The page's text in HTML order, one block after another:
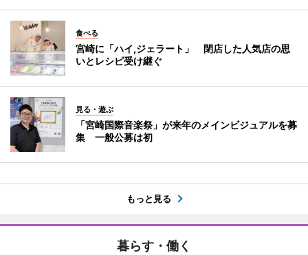
食べる
宮崎に「ハイ,ジェラート」 閉店した人気店の思
いとレシピ受け継ぐ
見る・遊ぶ
「宮崎国際音楽祭」が来年のメインビジュアルを募
集 一般公募は初
もっと見る
暮らす・働く